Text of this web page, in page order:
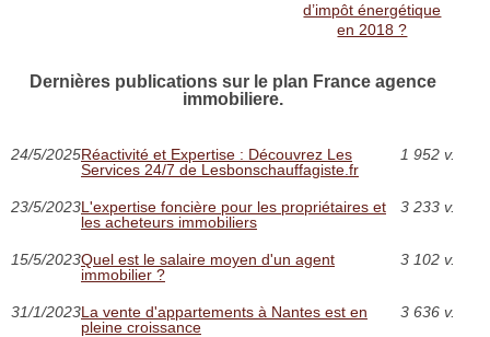
d’impôt énergétique
en 2018 ?
Dernières publications sur le plan France agence
immobiliere.
24/5/2025Réactivité et Expertise : Découvrez Les
Services 24/7 de Lesbonschauffagiste.fr
1 952 v.
23/5/2023L'expertise foncière pour les propriétaires et
les acheteurs immobiliers
3 233 v.
15/5/2023Quel est le salaire moyen d'un agent
immobilier ?
3 102 v.
31/1/2023La vente d'appartements à Nantes est en
pleine croissance
3 636 v.